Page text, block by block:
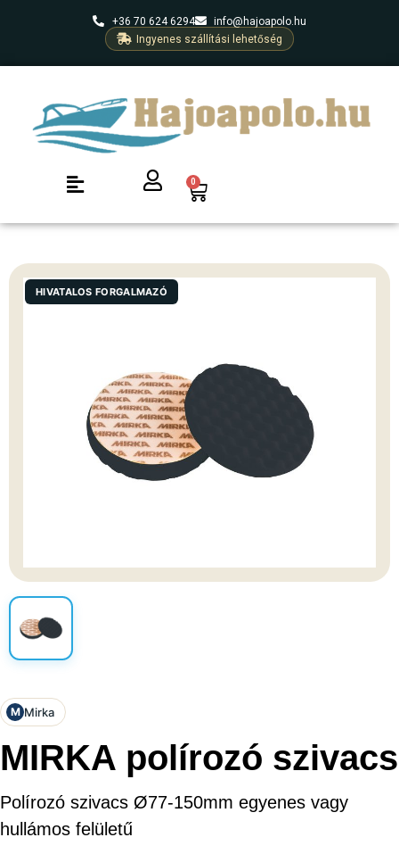
+36 70 624 6294
info@hajoapolo.hu
Ingyenes szállítási lehetőség
0
HIVATALOS FORGALMAZÓ
M Mirka
MIRKA polírozó szivacs
Polírozó szivacs Ø77-150mm egyenes vagy
hullámos felületű